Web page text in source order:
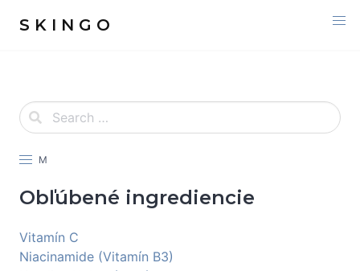
S K I N G O
M
Obľúbené ingrediencie
Vitamín C
Niacinamide (Vitamín B3)